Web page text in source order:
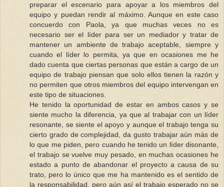
preparar el escenario para apoyar a los miembros del
equipo y puedan rendir al máximo. Aunque en este caso
concuerdo con Paola, ya que muchas veces no es
necesario ser el líder para ser un mediador y tratar de
mantener un ambiente de trabajo aceptable, siempre y
cuando el líder lo permita, ya que en ocasiones me he
dado cuenta que ciertas personas que están a cargo de un
equipo de trabajo piensan que solo ellos tienen la razón y
no permiten que otros miembros del equipo intervengan en
este tipo de situaciones.
He tenido la oportunidad de estar en ambos casos y se
siente mucho la diferencia, ya que al trabajar con un líder
resonante, se siente el apoyo y aunque el trabajo tenga su
cierto grado de complejidad, da gusto trabajar aún más de
lo que me piden, pero cuando he tenido un líder disonante,
el trabajo se vuelve muy pesado, en muchas ocasiones he
estado a punto de abandonar el proyecto a causa de su
trato, pero lo único que me ha mantenido es el sentido de
la responsabilidad, pero aún así el trabajo esperado no se